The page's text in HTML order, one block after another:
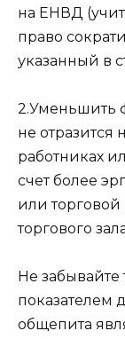
на ЕНВД
право
указанный в
2.Уменьшить
не отразится
работниках
счет более
или
торгового
Не
показателем
общепита